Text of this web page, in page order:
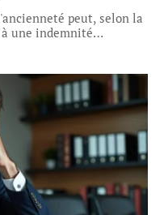
peut, selon la
une indemnité…